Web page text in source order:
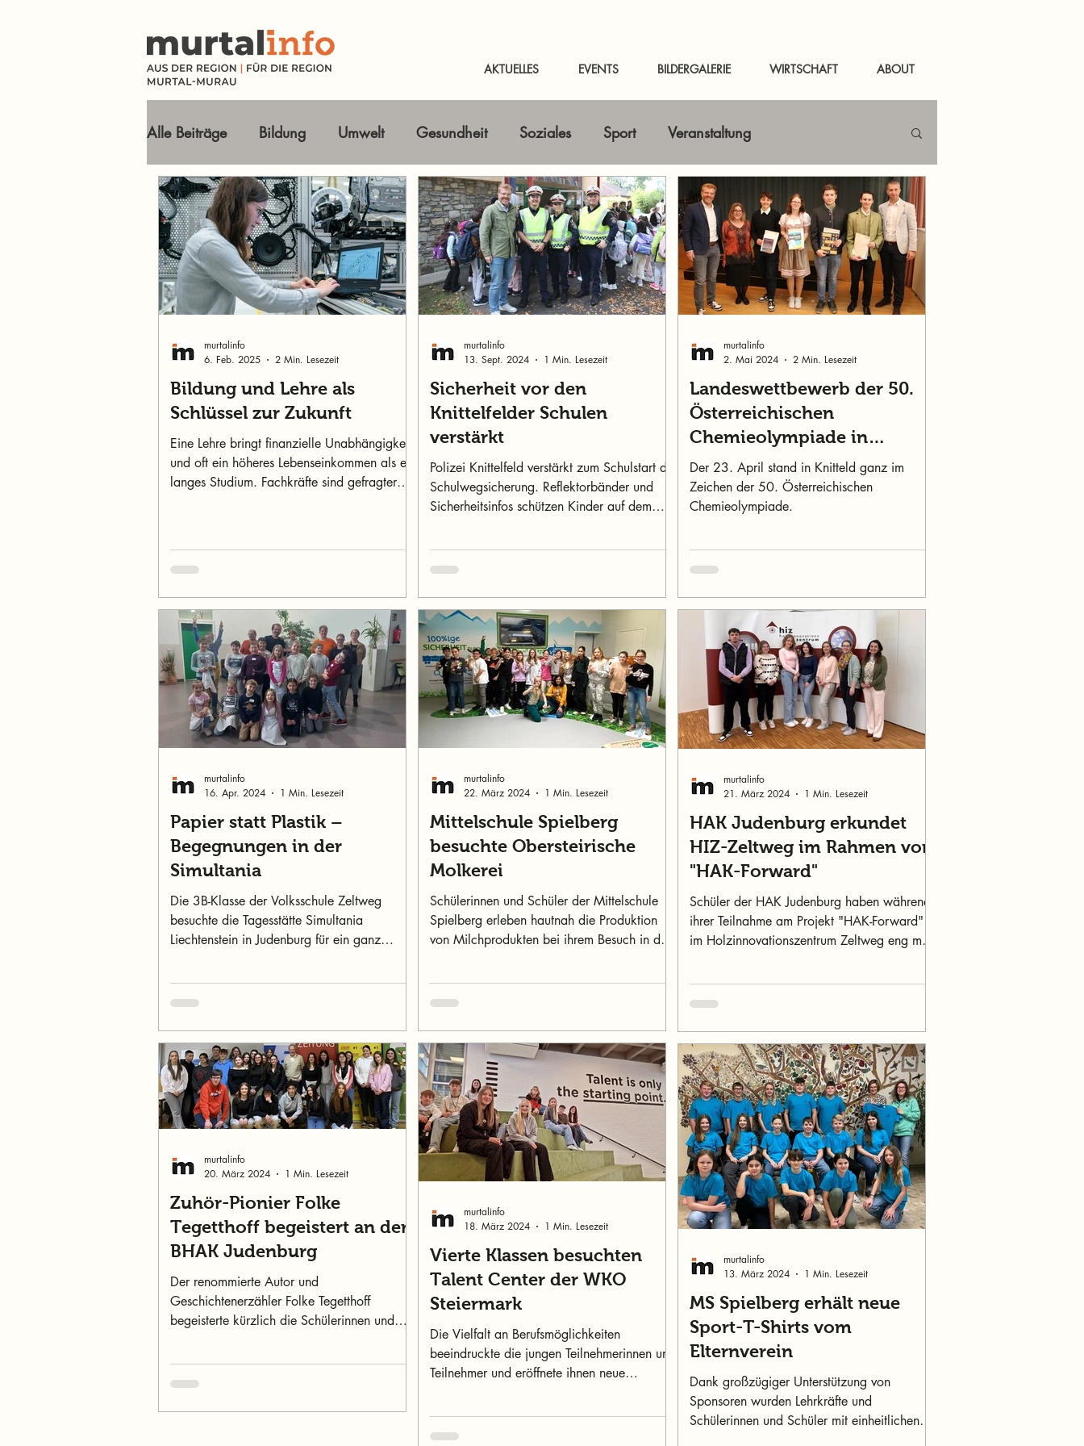
AKTUELLES EVENTS BILDERGALERIE WIRTSCHAFT ABOUT
Alle Beiträge Bildung Umwelt Gesundheit Soziales Sport Veranstaltung
Tourismus Ausflugsziele Horizont erweitern Gastbeitrag Kunst & Kultur Netzwerken
Wirtschaft Freizeit Online-Magazin News Murtal & Murau News Murtal News Murau
Bildung und Lehre als
Schlüssel zur Zukunft
Eine Lehre bringt finanzielle Unabhängigkeit
und oft ein höheres Lebenseinkommen als ein
langes Studium. Fachkräfte sind gefragter
murtalinfo
6. Feb. 2025
2 Min. Lesezeit
Sicherheit vor den
Knittelfelder Schulen
verstärkt
Polizei Knittelfeld verstärkt zum Schulstart die
Schulwegsicherung. Reflektorbänder und
Sicherheitsinfos schützen Kinder auf dem
murtalinfo
13. Sept. 2024
1 Min. Lesezeit
Landeswettbewerb der 50.
Österreichischen
Chemieolympiade in
Knittelfeld
Der 23. April stand in Knitteld ganz im
Zeichen der 50. Österreichischen
Chemieolympiade.
murtalinfo
2. Mai 2024
2 Min. Lesezeit
Papier statt Plastik –
Begegnungen in der
Simultania
Die 3B-Klasse der Volksschule Zeltweg
besuchte die Tagesstätte Simultania
Liechtenstein in Judenburg für ein ganz
murtalinfo
16. Apr. 2024
1 Min. Lesezeit
Mittelschule Spielberg
besuchte Obersteirische
Molkerei
Schülerinnen und Schüler der Mittelschule
Spielberg erleben hautnah die Produktion
von Milchprodukten bei ihrem Besuch in der
murtalinfo
22. März 2024
1 Min. Lesezeit
HAK Judenburg erkundet
HIZ-Zeltweg im Rahmen von
"HAK-Forward"
Schüler der HAK Judenburg haben während
ihrer Teilnahme am Projekt "HAK-Forward"
im Holzinnovationszentrum Zeltweg eng mit
murtalinfo
21. März 2024
1 Min. Lesezeit
Zuhör-Pionier Folke
Tegetthoff begeistert an der
BHAK Judenburg
Der renommierte Autor und
Geschichtenerzähler Folke Tegetthoff
begeisterte kürzlich die Schülerinnen und
murtalinfo
20. März 2024
1 Min. Lesezeit
Vierte Klassen besuchten
Talent Center der WKO
Steiermark
Die Vielfalt an Berufsmöglichkeiten
beeindruckte die jungen Teilnehmerinnen und
Teilnehmer und eröffnete ihnen neue
murtalinfo
18. März 2024
1 Min. Lesezeit
MS Spielberg erhält neue
Sport-T-Shirts vom
Elternverein
Dank großzügiger Unterstützung von
Sponsoren wurden Lehrkräfte und
Schülerinnen und Schüler mit einheitlichen
murtalinfo
13. März 2024
1 Min. Lesezeit